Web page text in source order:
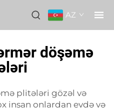
AZ
döşəmə
plitələri gözəl və
insan onlardan evdə və